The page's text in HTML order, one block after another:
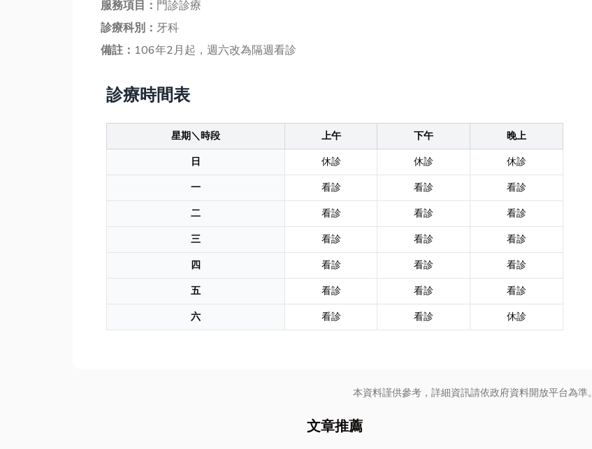
服務項目： 門診診療
診療科別： 牙科
備註： 106年2月起，週六改為隔週看診
診療時間表
星期＼時段 上午 下午
晚上
日
休診 休診
休診
一
看診 看診
看診
二
看診 看診
看診
三
看診 看診
看診
四
看診 看診
看診
五
看診 看診
看診
六
看診 看診 休診
本資料謹供參考，詳細資訊請依政府資料開放平台為準。
文章推薦